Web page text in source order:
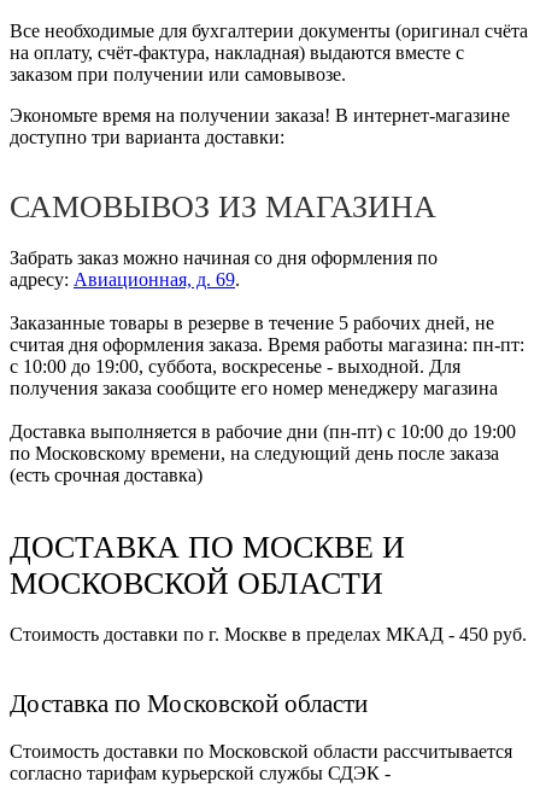
Все необходимые для бухгалтерии документы (оригинал счёта
на оплату, счёт-фактура, накладная) выдаются вместе с
заказом при получении или самовывозе.
Экономьте время на получении заказа! В интернет-магазине
доступно три варианта доставки:
САМОВЫВОЗ ИЗ МАГАЗИНА
Забрать заказ можно начиная со дня оформления по
адресу: Авиационная, д. 69.
Заказанные товары в резерве в течение 5 рабочих дней, не
считая дня оформления заказа. Время работы магазина: пн-пт:
с 10:00 до 19:00, суббота, воскресенье - выходной. Для
получения заказа сообщите его номер менеджеру магазина
Доставка выполняется в рабочие дни (пн-пт) с 10:00 до 19:00
по Московскому времени, на следующий день после заказа
(есть срочная доставка)
ДОСТАВКА ПО МОСКВЕ И
МОСКОВСКОЙ ОБЛАСТИ
Стоимость доставки по г. Москве в пределах МКАД - 450 руб.
Доставка по Московской области
Стоимость доставки по Московской области рассчитывается
согласно тарифам курьерской службы СДЭК -